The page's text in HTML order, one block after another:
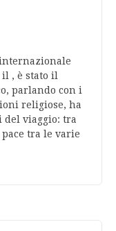
, è stato il
parlando con i
religiose, ha
viaggio: tra
tra le varie